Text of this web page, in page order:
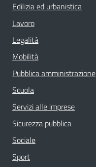
Edilizia ed urbanistica
Lavoro
Legalità
Mobilità
Pubblica amministrazione
Scuola
Servizi alle imprese
Sicurezza pubblica
Sociale
Sport